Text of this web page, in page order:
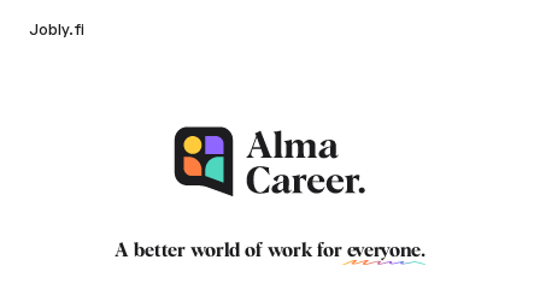
Jobly.fi
A better world of work for everyone.